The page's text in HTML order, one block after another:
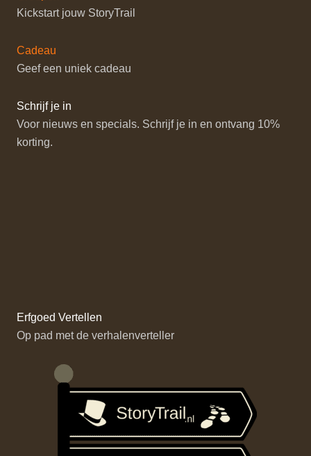
Kickstart jouw StoryTrail
Cadeau
Geef een uniek cadeau
Schrijf je in
Voor nieuws en specials. Schrijf je in en ontvang 10%
korting.
Erfgoed Vertellen
Op pad met de verhalenverteller